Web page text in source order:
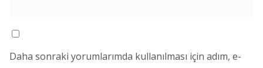
Daha sonraki yorumlarımda kullanılması için adım, e-